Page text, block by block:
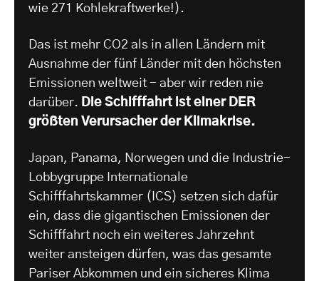
wie 271 Kohlekraftwerke!).
Das ist mehr CO2 als in allen Ländern mit
Ausnahme der fünf Länder mit den höchsten
Emissionen weltweit - aber wir reden nie
darüber. Die Schifffahrt ist einer DER
größten Verursacher der Klimakrise.
Japan, Panama, Norwegen und die Industrie-
Lobbygruppe Internationale
Schifffahrtskammer (ICS) setzen sich dafür
ein, dass die gigantischen Emissionen der
Schifffahrt noch ein weiteres Jahrzehnt
weiter ansteigen dürfen, was das gesamte
Pariser Abkommen und ein sicheres Klima